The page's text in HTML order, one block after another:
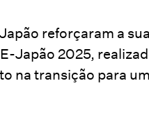
reforçaram a
Japão 2025,
na transição para